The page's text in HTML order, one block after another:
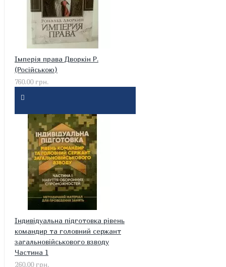
Імперія права Дворкін Р.
(Російською)
760.00 грн.
Індивідуальна підготовка рівень
командир та головний сержант
загальновійськового взводу
Частина 1
260.00 грн.